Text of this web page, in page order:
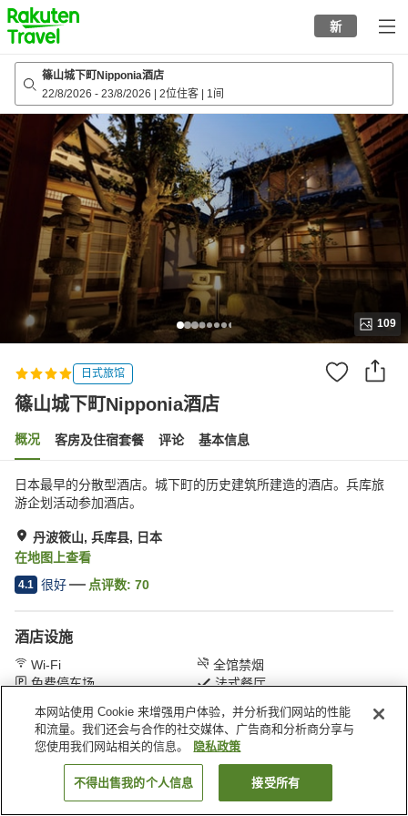
to
top
page
新
篠山城下町Nipponia酒店
22/8/2026 - 23/8/2026 2位住客 1间
109
日式旅馆
篠山城下町Nipponia酒店
概况 客房及住宿套餐 评论 基本信息
日本最早的分散型酒店。城下町的历史建筑所建造的酒店。兵库旅
游企划活动参加酒店。
丹波筱山, 兵库县, 日本
在地图上查看
4.1 很好 点评数: 70
酒店设施
Wi-Fi
全馆禁烟
免费停车场
法式餐厅
首页 日本 兵库县 丹波筱山 篠山城下町Nipponia酒店
搜索客房
本网站使用 Cookie 来增强用户体验，并分析我们网站的性能
和流量。我们还会与合作的社交媒体、广告商和分析商分享与
您使用我们网站相关的信息。
隐私政策
不得出售我的个人信息 接受所有